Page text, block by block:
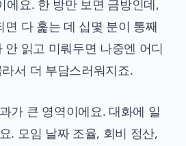
에요. 한 방만 보면 금방인데,
면 다 훑는 데 십몇 분이 통째
안 읽고 미뤄두면 나중엔 어디
서 더 부담스러워지죠.
가 큰 영역이에요. 대화에 일
. 모임 날짜 조율, 회비 정산,